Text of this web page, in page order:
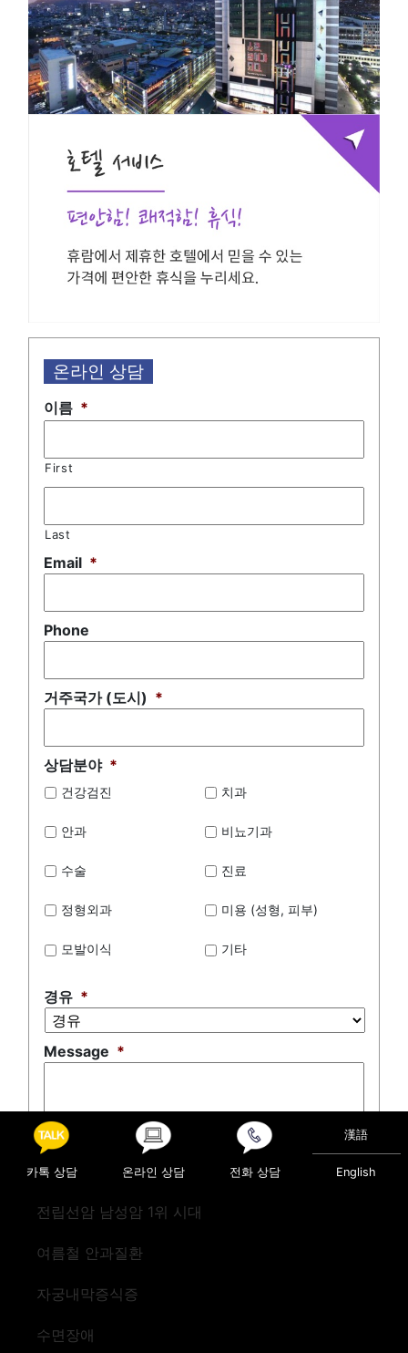
온라인 상담
이름 *
First
Last
Email *
Phone
거주국가 (도시) *
상담분야 *
건강검진 치과
안과 비뇨기과
수술 진료
정형외과 미용 (성형, 피부)
모발이식 기타
경유 *
Message *
0 of 500 max characters
카톡 상담 온라인 상담 전화 상담
漢語
English
전립선암 남성암 1위 시대
여름철 안과질환
자궁내막증식증
수면장애